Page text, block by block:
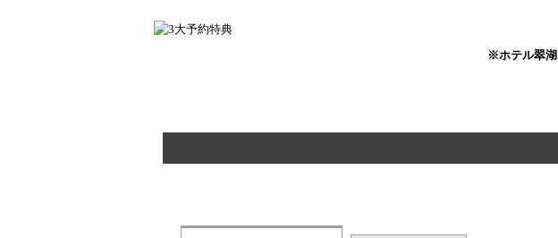
※ホテル翠湖